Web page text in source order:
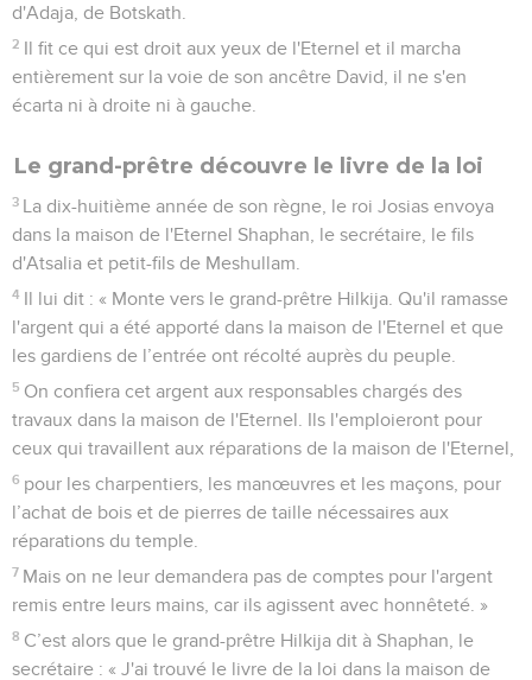
d'Adaja, de Botskath.
2 Il fit ce qui est droit aux yeux de l'Eternel et il marcha
entièrement sur la voie de son ancêtre David, il ne s'en
écarta ni à droite ni à gauche.
Le grand-prêtre découvre le livre de la loi
3 La dix-huitième année de son règne, le roi Josias envoya
dans la maison de l'Eternel Shaphan, le secrétaire, le fils
d'Atsalia et petit-fils de Meshullam.
4 Il lui dit : « Monte vers le grand-prêtre Hilkija. Qu'il ramasse
l'argent qui a été apporté dans la maison de l'Eternel et que
les gardiens de l’entrée ont récolté auprès du peuple.
5 On confiera cet argent aux responsables chargés des
travaux dans la maison de l'Eternel. Ils l'emploieront pour
ceux qui travaillent aux réparations de la maison de l'Eternel,
6 pour les charpentiers, les manœuvres et les maçons, pour
l’achat de bois et de pierres de taille nécessaires aux
réparations du temple.
7 Mais on ne leur demandera pas de comptes pour l'argent
remis entre leurs mains, car ils agissent avec honnêteté. »
8 C’est alors que le grand-prêtre Hilkija dit à Shaphan, le
secrétaire : « J'ai trouvé le livre de la loi dans la maison de